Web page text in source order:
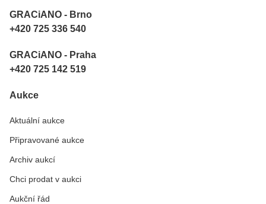
GRACiANO - Brno
+420 725 336 540
GRACiANO - Praha
+420 725 142 519
Aukce
Aktuální aukce
Připravované aukce
Archiv aukcí
Chci prodat v aukci
Aukční řád